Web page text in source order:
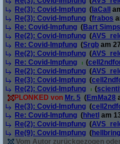
Re(3): Covid-Impfung ( laCall
Re(3): Covid-Impfung (frabos
Re: Covid-Impfung (Bart
Re(2): Covid-Impfung (
Re: Covid-Impfung (Srgb am
Re(2): Covid-Impfung (
Re: Covid-Impfung
(
Re(2): Covid-Impfung (
Re(3): Covid-Impfung (
Re(2): Covid-Impfung
(
PLONKED von Mr. 5 (EmMa28
Re(3): Covid-Impfung (
Re: Covid-Impfung (hhetl am
Re(2): Covid-Impfung (
Re(9): Covid-Impfung (
Vom Autor zurückgezogen